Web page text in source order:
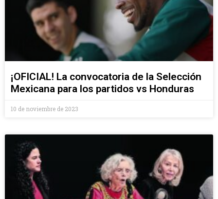
¡OFICIAL! La convocatoria de la Selección
Mexicana para los partidos vs Honduras
10 de noviembre de 2023